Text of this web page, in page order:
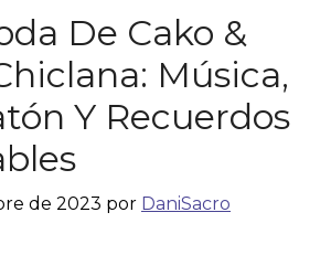
De Cako &
Música,
Y Recuerdos
de 2023 por DaniSacro